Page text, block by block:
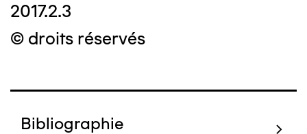
2017.2.3
© droits réservés
Bibliographie